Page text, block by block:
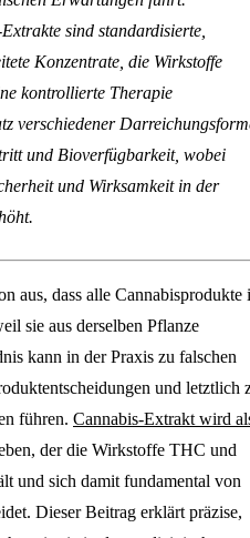
sind standardisierte,
Konzentrate, die Wirkstoffe
kontrollierte Therapie
verschiedener
und Bioverfügbarkeit, wobei
und Wirksamkeit in der
aus, dass alle Cannabisprodukte
sie aus derselben Pflanze
kann in der Praxis zu falschen
und letztlich
führen. Cannabis-Extrakt wird
der die Wirkstoffe THC und
und sich damit fundamental von
Dieser Beitrag erklärt präzise,